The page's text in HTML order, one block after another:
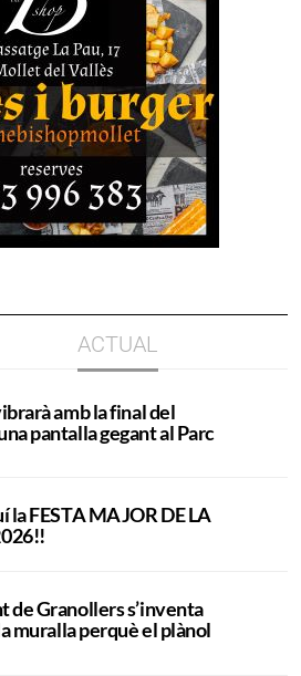
ACTUAL
amb la final del
pantalla gegant al Parc
la FESTA MAJOR DE LA
de Granollers s’inventa
muralla perquè el plànol